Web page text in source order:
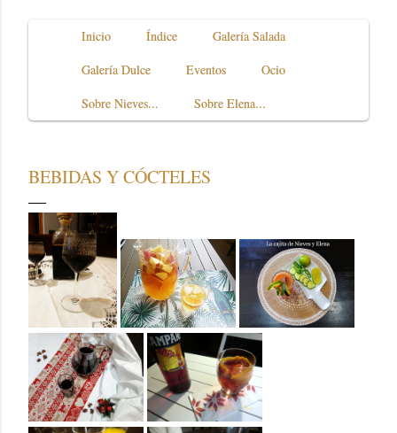
Inicio Índice
Galería Salada
Galería Dulce
Eventos
Ocio
Sobre Nieves...
Sobre Elena...
BEBIDAS Y CÓCTELES